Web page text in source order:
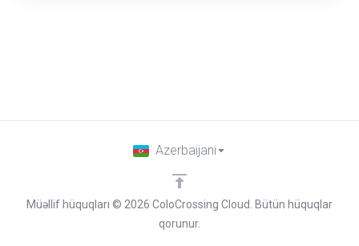
Müəllif hüquqları © 2026 ColoCrossing Cloud. Bütün hüquqlar
qorunur.
Azerbaijani